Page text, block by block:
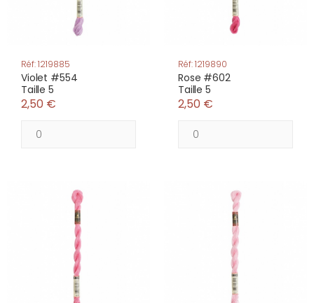
Réf: 1219885
Violet #554
Taille 5
2,50 €
Réf: 1219890
Rose #602
Taille 5
2,50 €